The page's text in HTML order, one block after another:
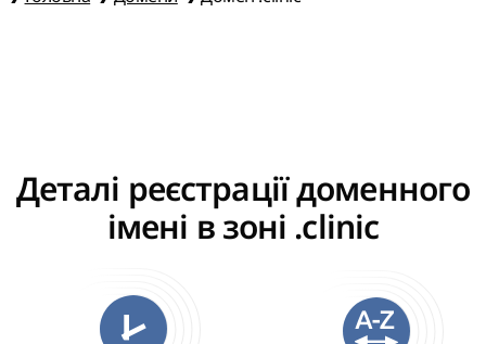
Деталі реєстрації доменного
імені в зоні .clinic